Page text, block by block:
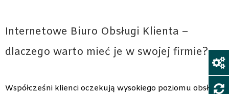
Internetowe Biuro Obsługi Klienta –
dlaczego warto mieć je w swojej firmie?
Współcześni klienci oczekują wysokiego poziomu obsługi